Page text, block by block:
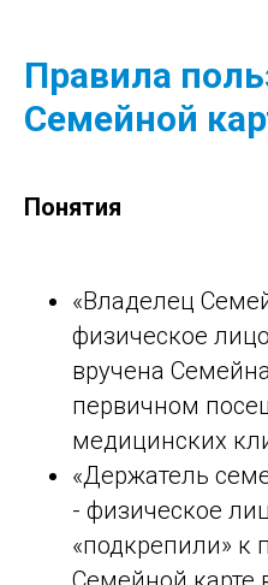
Правила
Семейной
Понятия
«Владелец
физическое
вручена
первичном
медицинских
«Держатель
- физическое
«подкрепили» к